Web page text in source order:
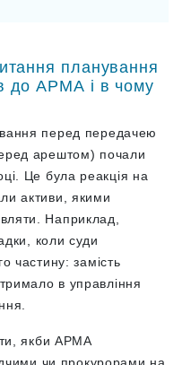
планування
до АРМА і в чому
перед передачею
арештом) почали
Це була реакція на
активи, якими
Наприклад,
коли суди
частину: замість
в управління
якби АРМА